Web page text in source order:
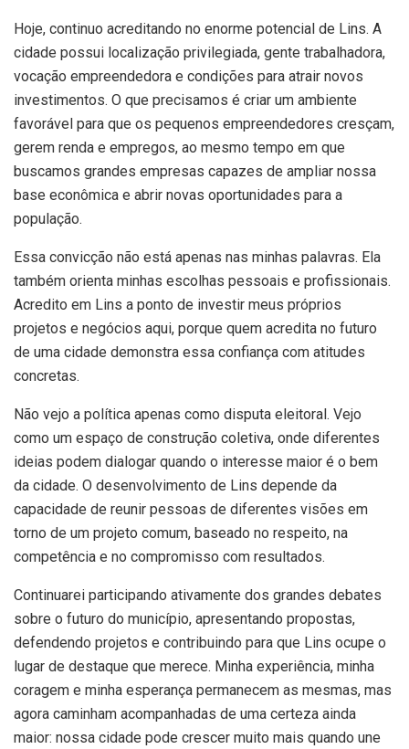
Hoje, continuo acreditando no enorme potencial de Lins. A
cidade possui localização privilegiada, gente trabalhadora,
vocação empreendedora e condições para atrair novos
investimentos. O que precisamos é criar um ambiente
favorável para que os pequenos empreendedores cresçam,
gerem renda e empregos, ao mesmo tempo em que
buscamos grandes empresas capazes de ampliar nossa
base econômica e abrir novas oportunidades para a
população.
Essa convicção não está apenas nas minhas palavras. Ela
também orienta minhas escolhas pessoais e profissionais.
Acredito em Lins a ponto de investir meus próprios
projetos e negócios aqui, porque quem acredita no futuro
de uma cidade demonstra essa confiança com atitudes
concretas.
Não vejo a política apenas como disputa eleitoral. Vejo
como um espaço de construção coletiva, onde diferentes
ideias podem dialogar quando o interesse maior é o bem
da cidade. O desenvolvimento de Lins depende da
capacidade de reunir pessoas de diferentes visões em
torno de um projeto comum, baseado no respeito, na
competência e no compromisso com resultados.
Continuarei participando ativamente dos grandes debates
sobre o futuro do município, apresentando propostas,
defendendo projetos e contribuindo para que Lins ocupe o
lugar de destaque que merece. Minha experiência, minha
coragem e minha esperança permanecem as mesmas, mas
agora caminham acompanhadas de uma certeza ainda
maior: nossa cidade pode crescer muito mais quando une